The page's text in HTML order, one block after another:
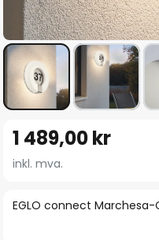
begynnelsen
bildegalleri
EGLO connect
1 489,00 kr
inkl. mva.